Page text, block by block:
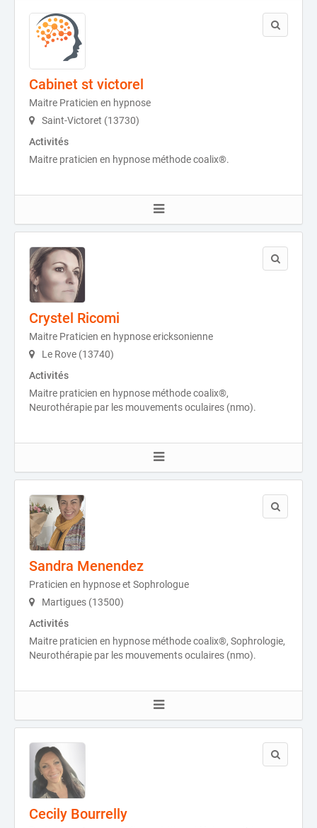
Cabinet st victorel
Maitre Praticien en hypnose
Saint-Victoret (13730)
Activités
Maitre praticien en hypnose méthode coalix®.
Crystel Ricomi
Maitre Praticien en hypnose ericksonienne
Le Rove (13740)
Activités
Maitre praticien en hypnose méthode coalix®,
Neurothérapie par les mouvements oculaires (nmo).
Sandra Menendez
Praticien en hypnose et Sophrologue
Martigues (13500)
Activités
Maitre praticien en hypnose méthode coalix®, Sophrologie,
Neurothérapie par les mouvements oculaires (nmo).
Cecily Bourrelly